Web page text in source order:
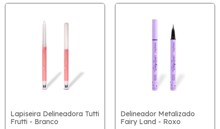
Lapiseira Delineadora Tutti
Frutti - Branco
Delineador Metalizado
Fairy Land - Roxo